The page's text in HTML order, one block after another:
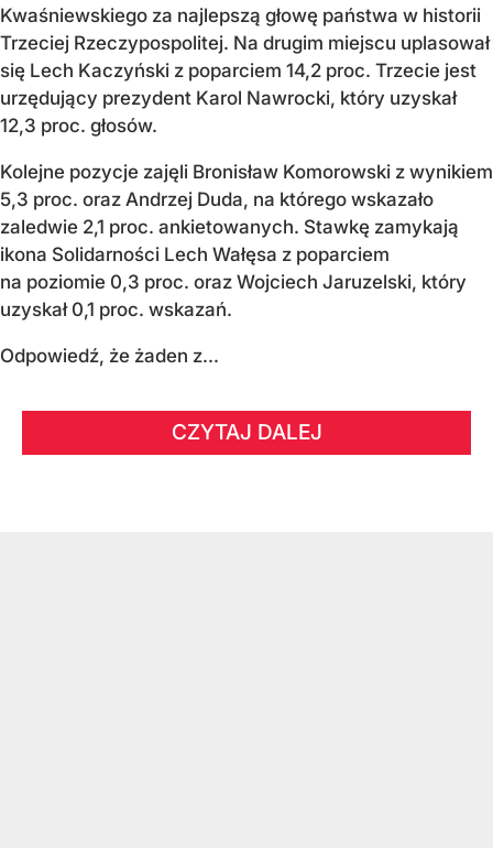
Kwaśniewskiego za najlepszą głowę państwa w historii
Trzeciej Rzeczypospolitej. Na drugim miejscu uplasował
się Lech Kaczyński z poparciem 14,2 proc. Trzecie jest
urzędujący prezydent Karol Nawrocki, który uzyskał
12,3 proc. głosów.
Kolejne pozycje zajęli Bronisław Komorowski z wynikiem
5,3 proc. oraz Andrzej Duda, na którego wskazało
zaledwie 2,1 proc. ankietowanych. Stawkę zamykają
ikona Solidarności Lech Wałęsa z poparciem
na poziomie 0,3 proc. oraz Wojciech Jaruzelski, który
uzyskał 0,1 proc. wskazań.
Odpowiedź, że żaden z...
CZYTAJ DALEJ